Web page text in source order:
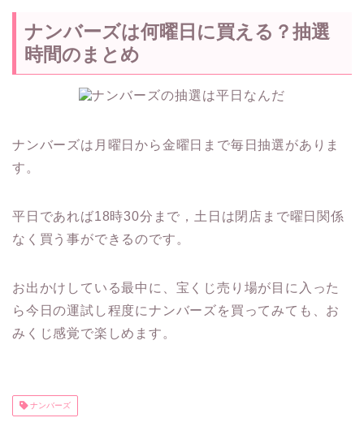
ナンバーズは何曜日に買える？抽選
時間のまとめ
ナンバーズは月曜日から金曜日まで毎日抽選がありま
す。
平日であれば18時30分まで， 土日は閉店まで曜日関係
なく買う事ができるのです。
お出かけしている最中に、宝くじ売り場が目に入った
ら今日の運試し程度にナンバーズを買ってみても、お
みくじ感覚で楽しめます。
ナンバーズ